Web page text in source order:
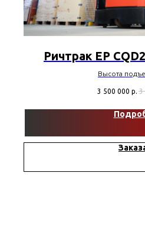
Ричтрак EP
Высота
Тип мачты -
48V|560Ah
3 500 000 р. 3